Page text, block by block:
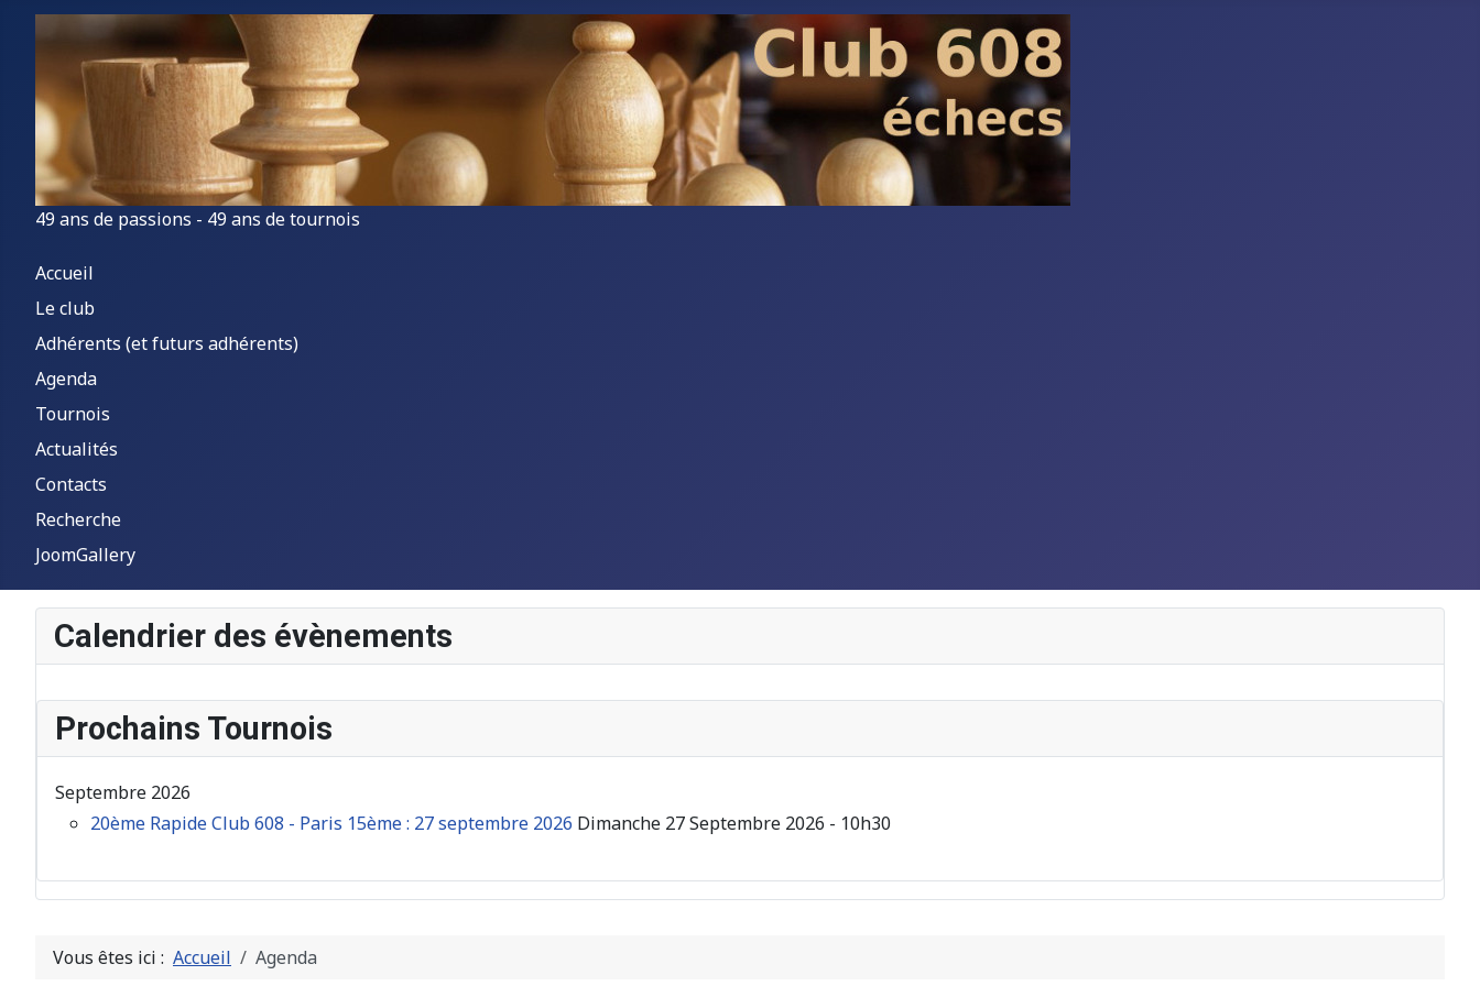
49 ans de passions - 49 ans de tournois
Accueil
Le club
Adhérents (et futurs adhérents)
Agenda
Tournois
Actualités
Contacts
Recherche
JoomGallery
Calendrier des évènements
Prochains Tournois
Septembre 2026
20ème Rapide Club 608 - Paris 15ème : 27 septembre 2026 Dimanche 27 Septembre 2026 - 10h30
Vous êtes ici : Accueil Agenda